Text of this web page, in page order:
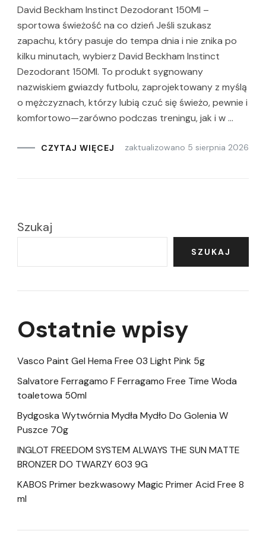
David Beckham Instinct Dezodorant 150Ml –
sportowa świeżość na co dzień Jeśli szukasz
zapachu, który pasuje do tempa dnia i nie znika po
kilku minutach, wybierz David Beckham Instinct
Dezodorant 150Ml. To produkt sygnowany
nazwiskiem gwiazdy futbolu, zaprojektowany z myślą
o mężczyznach, którzy lubią czuć się świeżo, pewnie i
komfortowo—zarówno podczas treningu, jak i w …
CZYTAJ WIĘCEJ zaktualizowano 5 sierpnia 2026
Szukaj
SZUKAJ
Ostatnie wpisy
Vasco Paint Gel Hema Free 03 Light Pink 5g
Salvatore Ferragamo F Ferragamo Free Time Woda
toaletowa 50ml
Bydgoska Wytwórnia Mydła Mydło Do Golenia W
Puszce 70g
INGLOT FREEDOM SYSTEM ALWAYS THE SUN MATTE
BRONZER DO TWARZY 603 9G
KABOS Primer bezkwasowy Magic Primer Acid Free 8
ml